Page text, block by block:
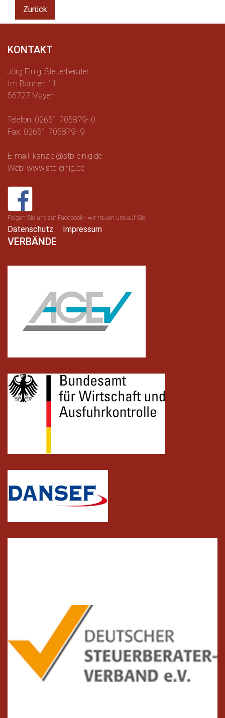
Zurück
KONTAKT
Jörg Einig, Steuerberater
Im Bannen 11
56727 Mayen
Telefon: 02651 705879- 0
Fax: 02651 705879- 9
E-mail: kanzlei@stb-einig.de
Web: www.stb-einig.de
Folgen Sie uns auf Facebook - wir freuen uns auf Sie!
Datenschutz Impressum
VERBÄNDE